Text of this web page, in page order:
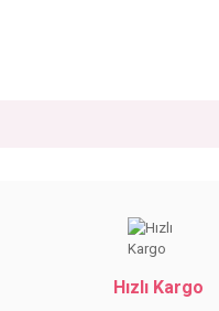
Hızlı Kargo